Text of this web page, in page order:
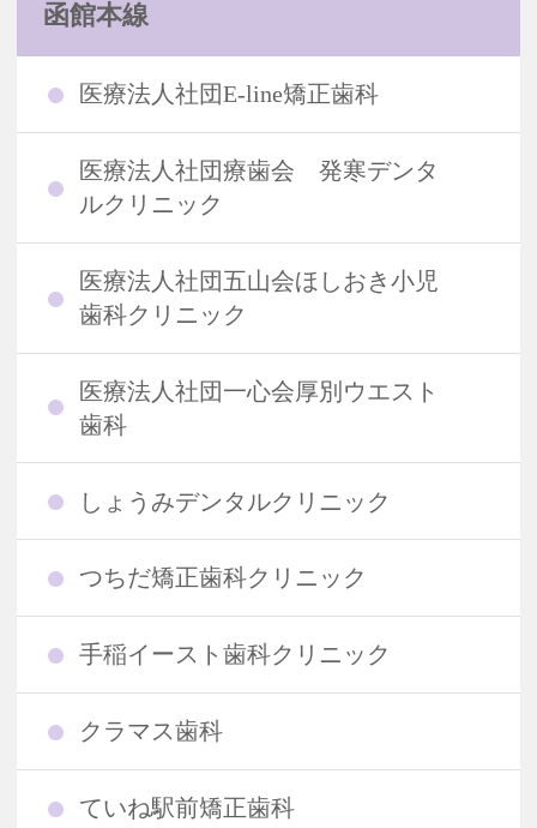
函館本線
医療法人社団E-line矯正歯科
医療法人社団療歯会 発寒デンタ
ルクリニック
医療法人社団五山会ほしおき小児
歯科クリニック
医療法人社団一心会厚別ウエスト
歯科
しょうみデンタルクリニック
つちだ矯正歯科クリニック
手稲イースト歯科クリニック
クラマス歯科
ていね駅前矯正歯科